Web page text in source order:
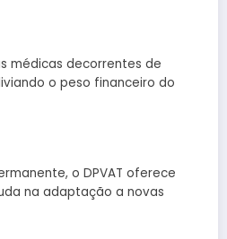
médicas decorrentes de
o peso financeiro do
o DPVAT oferece
na adaptação a novas